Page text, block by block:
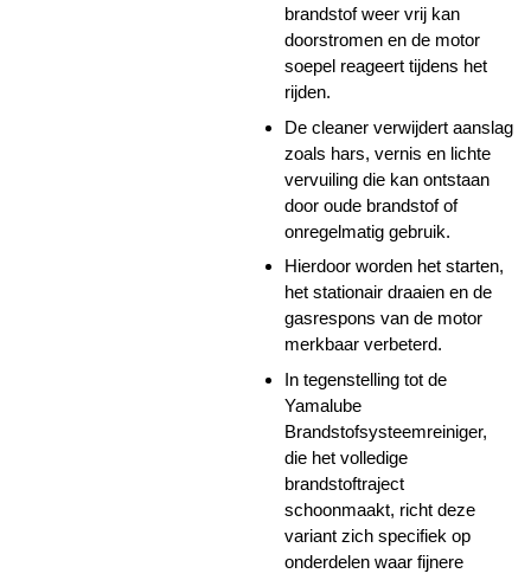
brandstof weer vrij kan
doorstromen en de motor
soepel reageert tijdens het
rijden.
De cleaner verwijdert aanslag
zoals hars, vernis en lichte
vervuiling die kan ontstaan
door oude brandstof of
onregelmatig gebruik.
Hierdoor worden het starten,
het stationair draaien en de
gasrespons van de motor
merkbaar verbeterd.
In tegenstelling tot de
Yamalube
Brandstofsysteemreiniger,
die het volledige
brandstoftraject
schoonmaakt, richt deze
variant zich specifiek op
onderdelen waar fijnere